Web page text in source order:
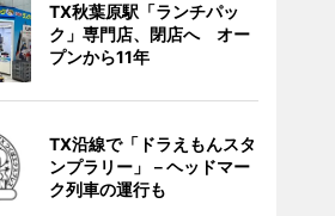
TX秋葉原駅「ランチパッ
ク」専門店、閉店へ オー
プンから11年
TX沿線で「ドラえもんスタ
ンプラリー」－ヘッドマー
ク列車の運行も